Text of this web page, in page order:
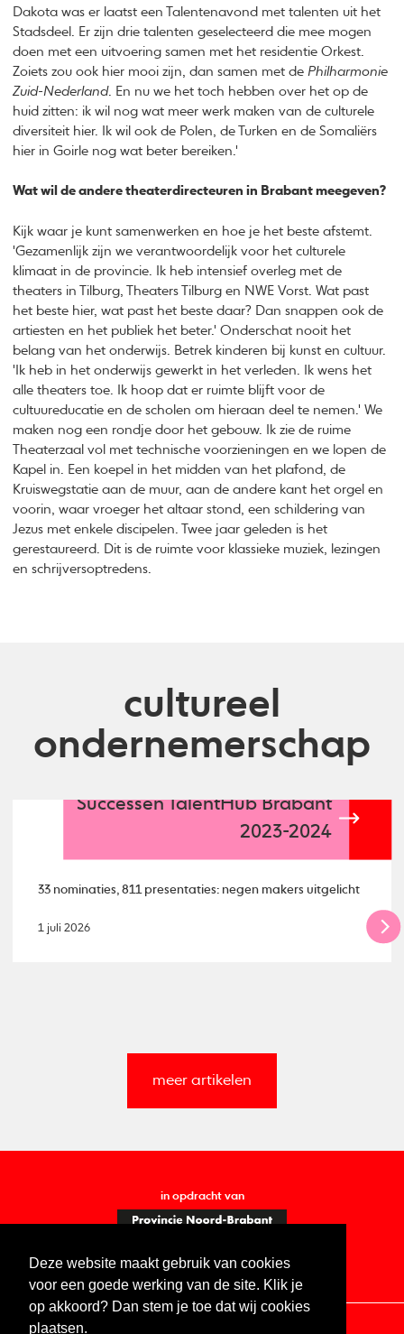
Deze website maakt gebruik van cookies
voor een goede werking van de site. Klik je
op akkoord? Dan stem je toe dat wij cookies
plaatsen.
Dakota was er laatst een Talentenavond met talenten uit het
Stadsdeel. Er zijn drie talenten geselecteerd die mee mogen
doen met een uitvoering samen met het residentie Orkest.
Zoiets zou ook hier mooi zijn, dan samen met de Philharmonie
Zuid-Nederland. En nu we het toch hebben over het op de
huid zitten: ik wil nog wat meer werk maken van de culturele
diversiteit hier. Ik wil ook de Polen, de Turken en de Somaliërs
hier in Goirle nog wat beter bereiken.'
Wat wil de andere theaterdirecteuren in Brabant meegeven?
Kijk waar je kunt samenwerken en hoe je het beste afstemt.
'Gezamenlijk zijn we verantwoordelijk voor het culturele
klimaat in de provincie. Ik heb intensief overleg met de
theaters in Tilburg, Theaters Tilburg en NWE Vorst. Wat past
het beste hier, wat past het beste daar? Dan snappen ook de
artiesten en het publiek het beter.' Onderschat nooit het
belang van het onderwijs. Betrek kinderen bij kunst en cultuur.
'Ik heb in het onderwijs gewerkt in het verleden. Ik wens het
alle theaters toe. Ik hoop dat er ruimte blijft voor de
cultuureducatie en de scholen om hieraan deel te nemen.' We
maken nog een rondje door het gebouw. Ik zie de ruime
Theaterzaal vol met technische voorzieningen en we lopen de
Kapel in. Een koepel in het midden van het plafond, de
Kruiswegstatie aan de muur, aan de andere kant het orgel en
voorin, waar vroeger het altaar stond, een schildering van
Jezus met enkele discipelen. Twee jaar geleden is het
gerestaureerd. Dit is de ruimte voor klassieke muziek, lezingen
en schrijversoptredens.
cultureel
ondernemerschap
Successen TalentHub Brabant
2023-2024
33 nominaties, 811 presentaties: negen makers uitgelicht
1 juli 2026
meer artikelen
in opdracht van